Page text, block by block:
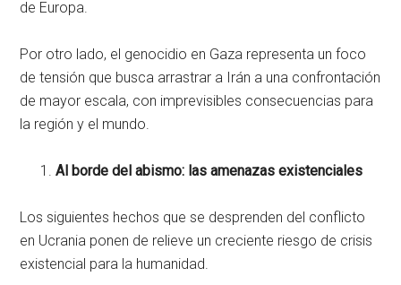
de Europa.
Por otro lado, el genocidio en Gaza representa un foco
de tensión que busca arrastrar a Irán a una confrontación
de mayor escala, con imprevisibles consecuencias para
la región y el mundo.
Al borde del abismo: las amenazas existenciales
Los siguientes hechos que se desprenden del conflicto
en Ucrania ponen de relieve un creciente riesgo de crisis
existencial para la humanidad.